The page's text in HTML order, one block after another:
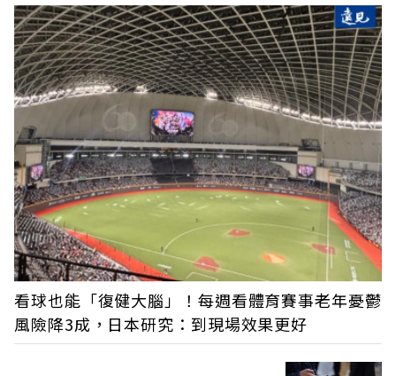
看球也能「復健大腦」！每週看體育賽事老年憂鬱
風險降3成，日本研究：到現場效果更好